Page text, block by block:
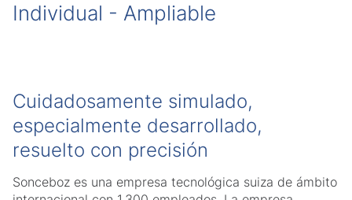
Individual - Ampliable
Cuidadosamente simulado,
especialmente desarrollado,
resuelto con precisión
Sonceboz es una empresa tecnológica suiza de ámbito